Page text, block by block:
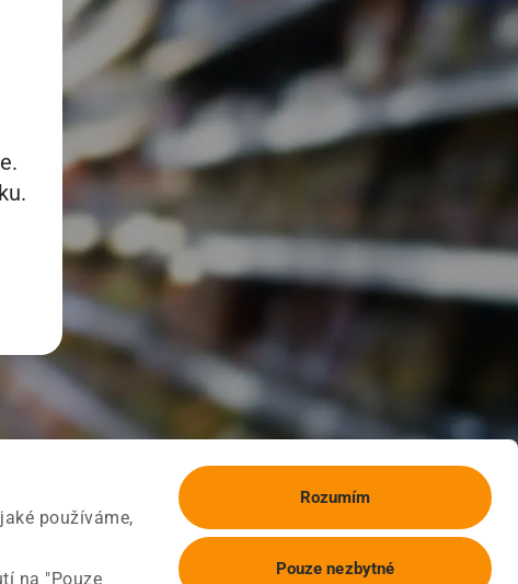
používáme,
na "Pouze
Rozumím
Pouze nezbytné